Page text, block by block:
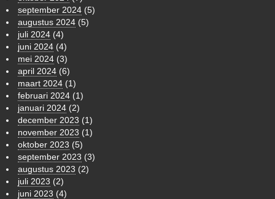
september 2024 (5)
augustus 2024 (5)
juli 2024 (4)
juni 2024 (4)
mei 2024 (3)
april 2024 (6)
maart 2024 (1)
februari 2024 (1)
januari 2024 (2)
december 2023 (1)
november 2023 (1)
oktober 2023 (5)
september 2023 (3)
augustus 2023 (2)
juli 2023 (2)
juni 2023 (4)